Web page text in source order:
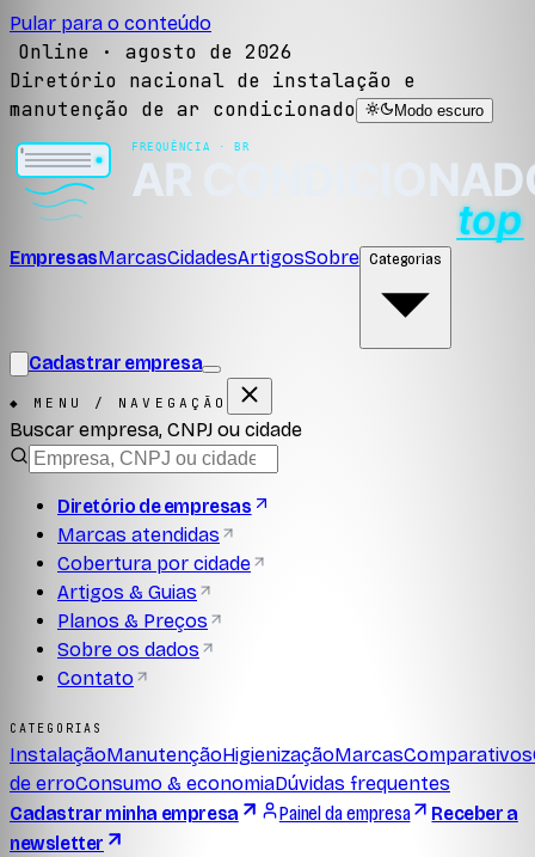
Pular para o conteúdo
Online · agosto de 2026
Diretório nacional de instalação e
manutenção de ar condicionado
Modo escuro
EmpresasMarcasCidadesArtigosSobre Categorias
Cadastrar empresa
◆ MENU / NAVEGAÇÃO
Buscar empresa, CNPJ ou cidade
Diretório de empresas
Marcas atendidas
Cobertura por cidade
Artigos & Guias
Planos & Preços
Sobre os dados
Contato
CATEGORIAS
InstalaçãoManutençãoHigienizaçãoMarcasComparativos
de erroConsumo & economiaDúvidas frequentes
Cadastrar minha empresa
Painel da empresa
Receber a
newsletter